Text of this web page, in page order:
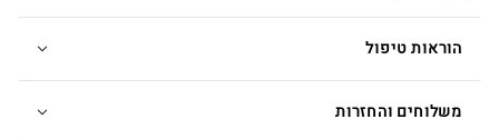
הוראות טיפול
משלוחים והחזרות